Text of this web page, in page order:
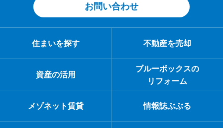
お問い合わせ
住まいを探す 不動産を売却
資産の活用
ブルーボックスの
リフォーム
メゾネット賃貸 情報誌ぶぶる